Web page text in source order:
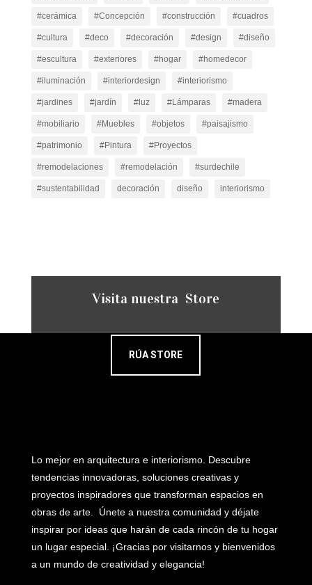
#cerámica #Concepción #construcción #cuadros
#cultura #deco #decoración #design #diseño
#escultura #exteriores #hogar #homedecor
#iluminación #interiordesign #interiorismo
#jardines #jardín #luz #Lámparas #madera
#mobiliario #Muebles #objetos #paisajismo
#patrimonio #Pintura #Proyectos
#remodelaciones #remodelación #surdechile
#sustentabilidad decoración diseño interiorismo
Visita nuestra Store
RÚA STORE
Lo mejor en arquitectura e interiorismo. Descubre
tendencias innovadoras, soluciones creativas y
proyectos inspiradores que transforman espacios en
obras de arte. Únete a nuestra comunidad y déjate
inspirar por ideas que harán de cada rincón de tu hogar
un lugar especial. ¡Gracias por visitarnos y bienvenidos
a un mundo de creatividad y elegancia!